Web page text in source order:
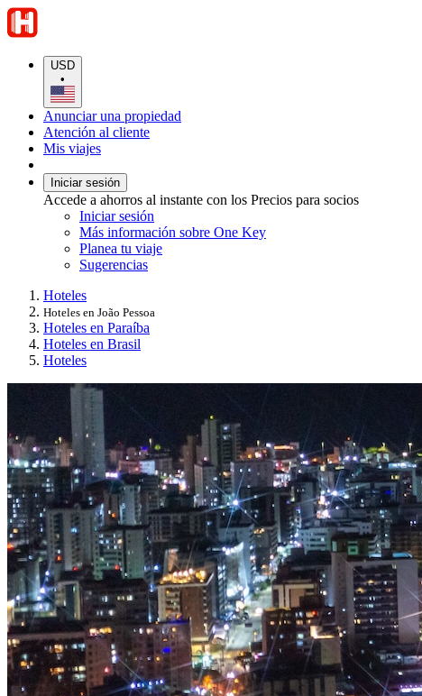
USD
•
Anunciar una propiedad
Atención al cliente
Mis viajes
Iniciar sesión
Accede a ahorros al instante con los Precios para socios
Iniciar sesión
Más información sobre One Key
Planea tu viaje
Sugerencias
Hoteles
Hoteles en João Pessoa
Hoteles en Paraíba
Hoteles en Brasil
Hoteles